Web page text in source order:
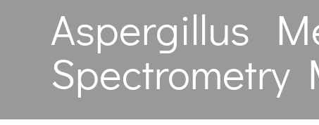
Aspergillus
Spectrometry